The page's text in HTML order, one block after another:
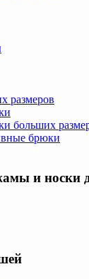
размеров
больших
брюки
и носки